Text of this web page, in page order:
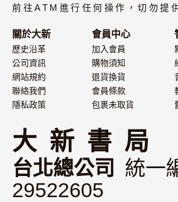
前往ATM進行任何操作，切勿提
關於大新
歷史沿革
公司資訊
網站規約
聯絡我們
隱私政策
會員中心
加入會員
購物須知
退貨換貨
會員條款
包裹未取貨
大 新 書 局
台北總公司
統一
29522605